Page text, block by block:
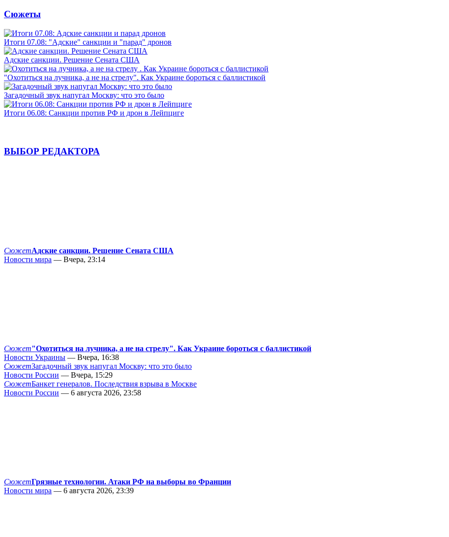
Сюжеты
Итоги 07.08: "Адские" санкции и "парад" дронов
Адские санкции. Решение Сената США
"Охотиться на лучника, а не на стрелу". Как Украине бороться с баллистикой
Загадочный звук напугал Москву: что это было
Итоги 06.08: Санкции против РФ и дрон в Лейпциге
ВЫБОР РЕДАКТОРА
СюжетАдские санкции. Решение Сената США
Новости мира — Вчера, 23:14
Сюжет"Охотиться на лучника, а не на стрелу". Как Украине бороться с баллистикой
Новости Украины — Вчера, 16:38
СюжетЗагадочный звук напугал Москву: что это было
Новости России — Вчера, 15:29
СюжетБанкет генералов. Последствия взрыва в Москве
Новости России — 6 августа 2026, 23:58
СюжетГрязные технологии. Атаки РФ на выборы во Франции
Новости мира — 6 августа 2026, 23:39